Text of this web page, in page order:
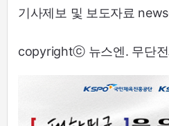
기사제보 및 보도자료
copyrightⓒ 뉴스엔. 무단전